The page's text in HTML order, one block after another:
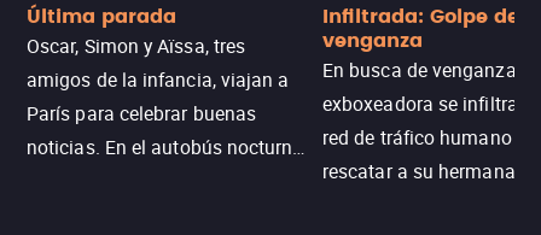
Última parada
Oscar, Simon y Aïssa, tres
amigos de la infancia, viajan a
París para celebrar buenas
noticias. En el autobús nocturno
Infiltrada: Golpe de
venganza
En busca de venganza,
exboxeadora se infiltra
red de tráfico humano
rescatar a su hermana